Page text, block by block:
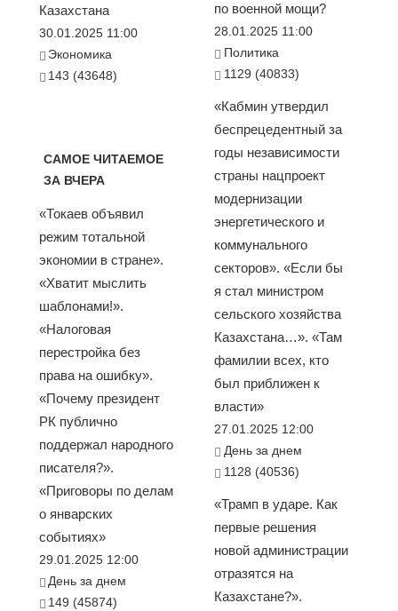
Казахстана
30.01.2025 11:00
Экономика
143 (43648)
САМОЕ ЧИТАЕМОЕ
ЗА ВЧЕРА
«Токаев объявил
режим тотальной
экономии в стране».
«Хватит мыслить
шаблонами!».
«Налоговая
перестройка без
права на ошибку».
«Почему президент
РК публично
поддержал народного
писателя?».
«Приговоры по делам
о январских
событиях»
29.01.2025 12:00
День за днем
149 (45874)
по военной мощи?
28.01.2025 11:00
Политика
1129 (40833)
«Кабмин утвердил
беспрецедентный за
годы независимости
страны нацпроект
модернизации
энергетического и
коммунального
секторов». «Если бы
я стал министром
сельского хозяйства
Казахстана…». «Там
фамилии всех, кто
был приближен к
власти»
27.01.2025 12:00
День за днем
1128 (40536)
«Трамп в ударе. Как
первые решения
новой администрации
отразятся на
Казахстане?».